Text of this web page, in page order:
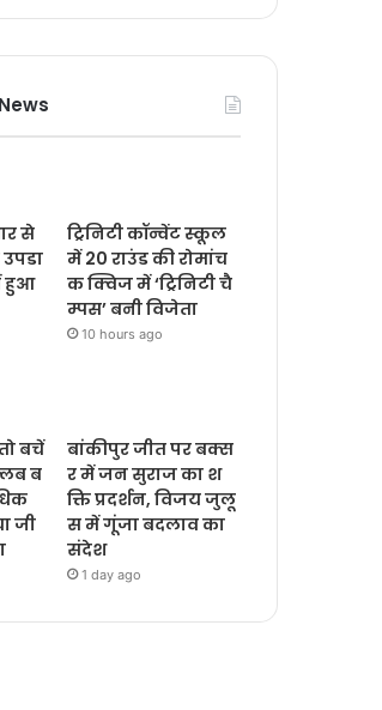
से
हुआ
ट्रिनिटी कॉन्वेंट स्कूल
में 20 राउंड की रोमांच
क क्विज में ‘ट्रिनिटी चै
म्पस’ बनी विजेता
10 hours ago
बचें
ब
जी
बांकीपुर जीत पर बक्स
र में जन सुराज का श
क्ति प्रदर्शन, विजय जुलू
स में गूंजा बदलाव का
संदेश
1 day ago